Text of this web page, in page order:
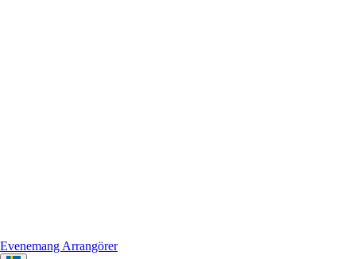
Evenemang Arrangörer